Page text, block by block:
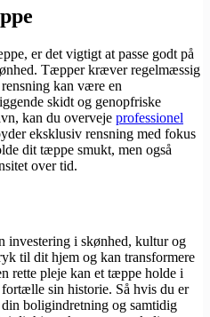
er det vigtigt at passe godt på
Tæpper kræver regelmæssig
kan være en
skidt og genopfriske
kan du overveje professionel
eksklusiv rensning med fokus
dit tæppe smukt, men også
over tid.
investering i skønhed, kultur og
til dit hjem og kan transformere
rette pleje kan et tæppe holde i
sin historie. Så hvis du er
boligindretning og samtidig